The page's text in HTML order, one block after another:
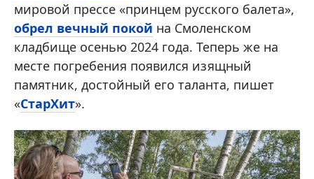
мировой прессе «принцем русского балета»,
обрел вечный покой на Смоленском
кладбище осенью 2024 года. Теперь же на
месте погребения появился изящный
памятник, достойный его таланта, пишет
«СтарХит».